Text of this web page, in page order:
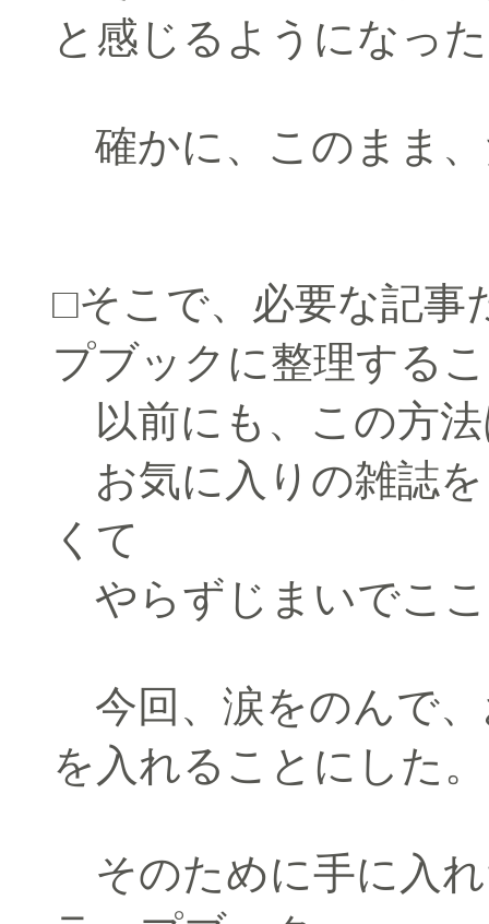
と感じるようになっ
確かに、このまま
□そこで、必要な記事
プブックに整理する
以前にも、この方
お気に入りの雑誌
くて
やらずじまいでこ
今回、涙をのんで
を入れることにした。
そのために手に入